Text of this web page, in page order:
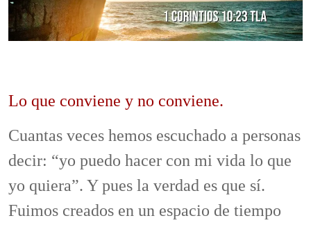
Lo que conviene y no conviene.
Cuantas veces hemos escuchado a personas
decir: “yo puedo hacer con mi vida lo que
yo quiera”. Y pues la verdad es que sí.
Fuimos creados en un espacio de tiempo